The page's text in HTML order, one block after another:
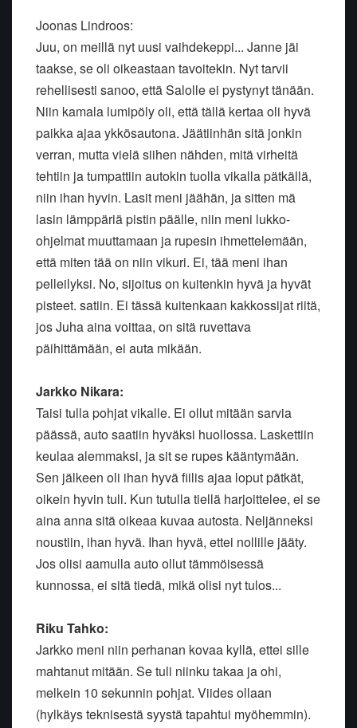
Joonas Lindroos:
Juu, on meillä nyt uusi vaihdekeppi... Janne jäi
taakse, se oli oikeastaan tavoitekin. Nyt tarvii
rehellisesti sanoo, että Salolle ei pystynyt tänään.
Niin kamala lumipöly oli, että tällä kertaa oli hyvä
paikka ajaa ykkösautona. Jäätiinhän sitä jonkin
verran, mutta vielä siihen nähden, mitä virheitä
tehtiin ja tumpattiin autokin tuolla vikalla pätkällä,
niin ihan hyvin. Lasit meni jäähän, ja sitten mä
lasin lämppäriä pistin päälle, niin meni lukko-
ohjelmat muuttamaan ja rupesin ihmettelemään,
että miten tää on niin vikuri. Ei, tää meni ihan
pelleilyksi. No, sijoitus on kuitenkin hyvä ja hyvät
pisteet. satiin. Ei tässä kuitenkaan kakkossijat riitä,
jos Juha aina voittaa, on sitä ruvettava
päihittämään, ei auta mikään.
Jarkko Nikara:
Taisi tulla pohjat vikalle. Ei ollut mitään sarvia
päässä, auto saatiin hyväksi huollossa. Laskettiin
keulaa alemmaksi, ja sit se rupes kääntymään.
Sen jälkeen oli ihan hyvä fiilis ajaa loput pätkät,
oikein hyvin tuli. Kun tutulla tiellä harjoittelee, ei se
aina anna sitä oikeaa kuvaa autosta. Neljänneksi
noustiin, ihan hyvä. Ihan hyvä, ettei nollille jääty.
Jos olisi aamulla auto ollut tämmöisessä
kunnossa, ei sitä tiedä, mikä olisi nyt tulos...
Riku Tahko:
Jarkko meni niin perhanan kovaa kyllä, ettei sille
mahtanut mitään. Se tuli niinku takaa ja ohi,
melkein 10 sekunnin pohjat. Viides ollaan
(hylkäys teknisestä syystä tapahtui myöhemmin).